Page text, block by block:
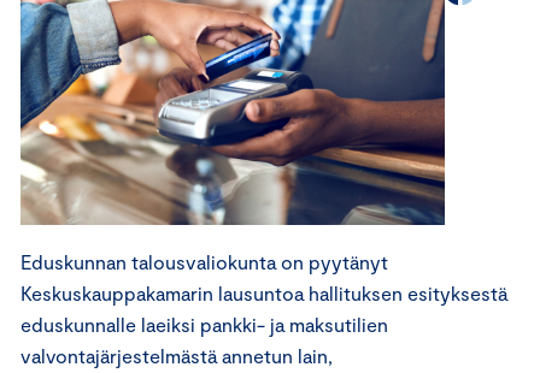
Eduskunnan talousvaliokunta on pyytänyt
Keskuskauppakamarin lausuntoa hallituksen esityksestä
eduskunnalle laeiksi pankki- ja maksutilien
valvontajärjestelmästä annetun lain,